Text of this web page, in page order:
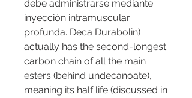
debe administrarse mediante
inyección intramuscular
profunda. Deca Durabolin)
actually has the second-longest
carbon chain of all the main
esters (behind undecanoate),
meaning its half life (discussed in